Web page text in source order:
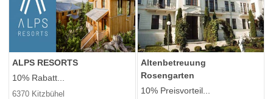
ALPS RESORTS
10% Rabatt...
6370 Kitzbühel
Altenbetreuung
Rosengarten
10% Preisvorteil...